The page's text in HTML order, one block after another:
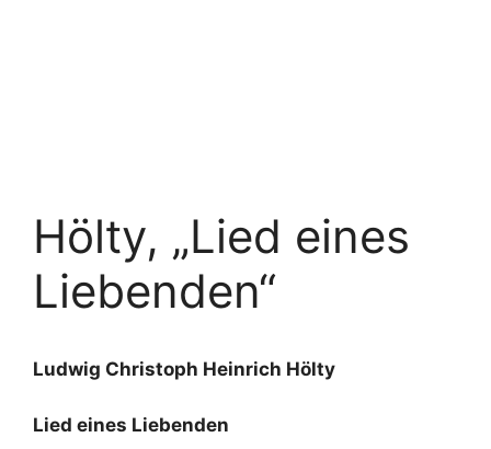
Hölty, „Lied eines
Liebenden“
Ludwig Christoph Heinrich Hölty
Lied eines Liebenden